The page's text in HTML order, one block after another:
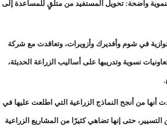
واضحة: تحويل المستفيد من متلقٍ للمساعدة إلى
في شوم وأفديرك وأزويرات، وتعاقدت مع شركة
نسوية وتدريبها على أساليب الزراعة الحديثة،
من أنجح النماذج الزراعية التي اطلعت عليها في
حتى إنها تضاهي كثيرًا من المشاريع الزراعية